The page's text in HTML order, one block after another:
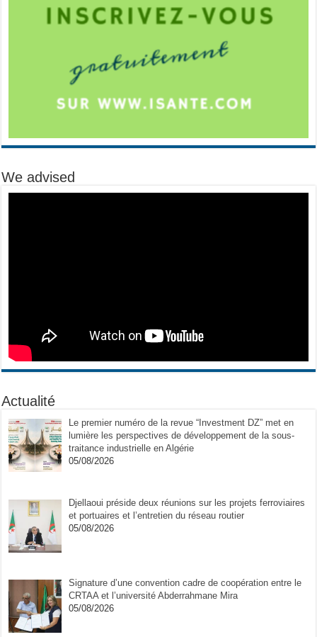
We advised
Actualité
Le premier numéro de la revue “Investment DZ” met en
lumière les perspectives de développement de la sous-
traitance industrielle en Algérie
05/08/2026
Djellaoui préside deux réunions sur les projets ferroviaires
et portuaires et l’entretien du réseau routier
05/08/2026
Signature d’une convention cadre de coopération entre le
CRTAA et l’université Abderrahmane Mira
05/08/2026